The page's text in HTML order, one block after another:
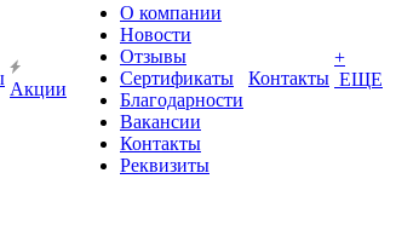
Акции
О компании
Новости
Отзывы
Сертификаты
Благодарности
Вакансии
Контакты
Реквизиты
Контакты
+
ЕЩЕ